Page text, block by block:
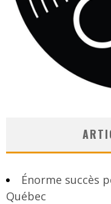
Énorme succès
Québec